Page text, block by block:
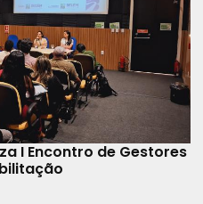
I Encontro de Gestores